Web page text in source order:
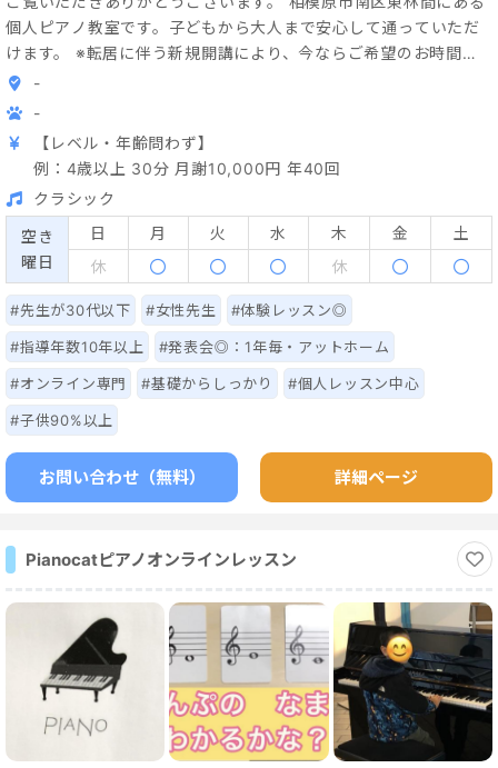
個人ピアノ教室です。子どもから大人まで安心して通っていただ
けます。 ※転居に伴う新規開講により、今ならご希望のお時間の
レッスン枠が確保しやすいです。 レッスンを通してピアノを弾く
楽しさ、喜びを共有できたら嬉しいです。 音楽が好きな気持ちを
えるお手伝いをさせていただけたらと思います。 ピアノは指先の
わずかなタッチの違いで音色が多種多様に変化する、奥の深い楽
器です。 レッスンでは、楽譜の読み方から音の出し方、脱力等の
様々なテクニック、また家での練習方法など、基礎からしっかり
と丁寧に指導致します。 前のお教室では、コンクールに積極的に
参加している生徒さんも多くいました。
-
-
【レベル・年齢問わず】
例：4歳以上 30分 月謝10,000円 年40回
クラシック
空き
曜日
日 月 火 水 木 金
土
休
休
#先生が30代以下 #女性先生 #体験レッスン◎
#指導年数10年以上 #発表会◎：1年毎・アットホーム
#オンライン専門 #基礎からしっかり #個人レッスン中心
#子供90%以上
お問い合わせ（無料） 詳細ページ
Pianocatピアノオンラインレッスン